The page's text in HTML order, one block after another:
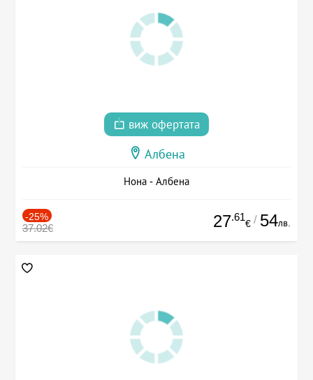
виж офертата
Албена
Нона - Албена
-25%
37.02€ 27.61
€ / 54лв.